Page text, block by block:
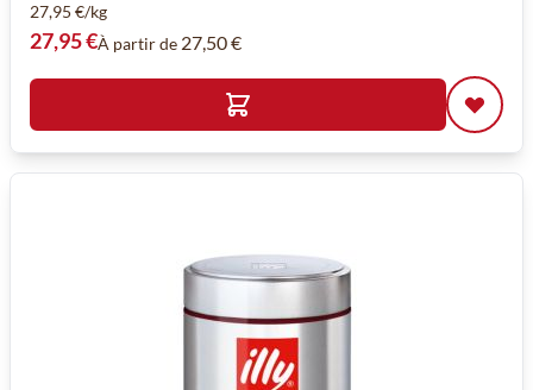
27,95 €/kg
27,95 €À partir de 27,50 €